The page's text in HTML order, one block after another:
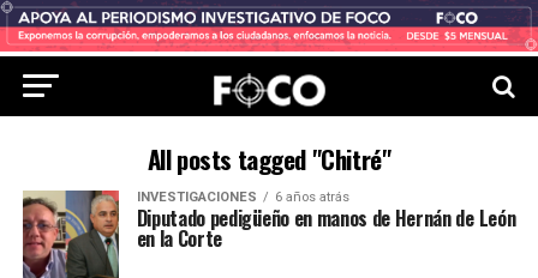
All posts tagged "Chitré"
INVESTIGACIONES 6 años atrás
Diputado pedigüeño en manos de Hernán de León
en la Corte